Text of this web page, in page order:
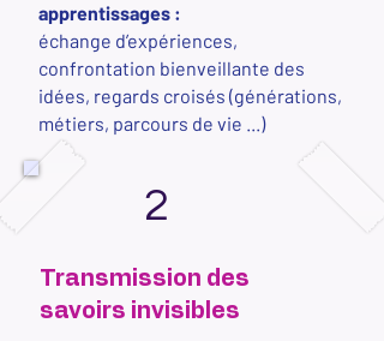
apprentissages :
échange d’expériences,
confrontation bienveillante des
idées, regards croisés​ (générations,
métiers, parcours de vie​ ...)
2
Transmission des
savoirs invisibles